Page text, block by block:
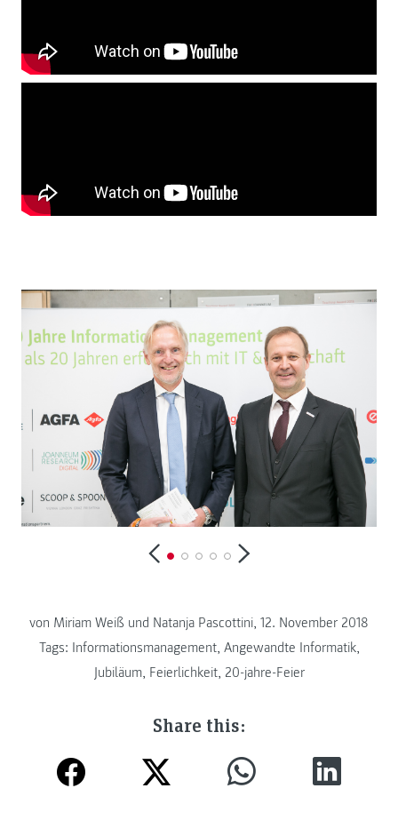
von Miriam Weiß und Natanja Pascottini, 12. November 2018
Tags: Informationsmanagement, Angewandte Informatik,
Jubiläum, Feierlichkeit, 20-jahre-Feier
Share this: